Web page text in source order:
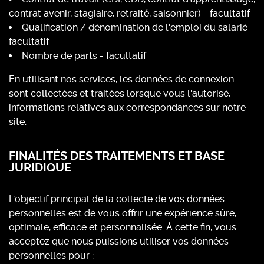
contrat avenir, stagiaire, retraité, saisonnier) - facultatif
Qualification / dénomination de l'emploi du salarié -
facultatif
Nombre de parts - facultatif
En utilisant nos services, les données de connexion
sont collectées et traitées lorsque vous l'autorisé,
informations relatives aux correspondances sur notre
site.
FINALITÉS DES TRAITEMENTS ET BASE
JURIDIQUE
L'objectif principal de la collecte de vos données
personnelles est de vous offrir une expérience sûre,
optimale, efficace et personnalisée. À cette fin, vous
acceptez que nous puissions utiliser vos données
personnelles pour :